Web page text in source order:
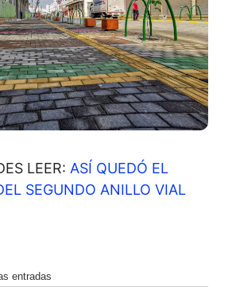
LEER: ASÍ QUEDÓ EL
SEGUNDO ANILLO VIAL
entradas